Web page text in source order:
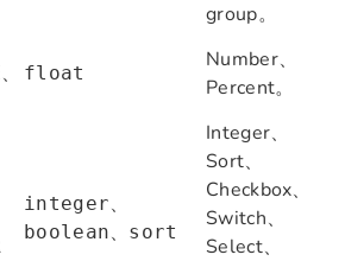
group。
、 float
Number、
Percent。
integer、
boolean、 sort
Integer、
Sort、
Checkbox、
Switch、
Select、